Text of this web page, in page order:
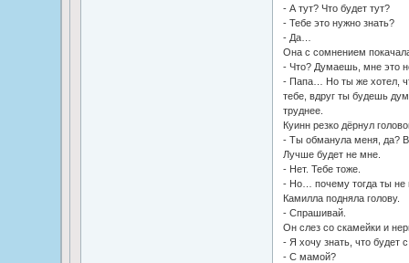
- А тут? Что будет тут?
- Тебе это нужно знать?
- Да…
Она с сомнением
- Что? Думаешь, мне это
- Папа… Но ты же хотел,
тебе, вдруг ты будешь
труднее.
Куинн резко дёрнул
- Ты обманула меня, да?
Лучше будет не мне.
- Нет. Тебе тоже.
- Но… почему тогда ты не
Камилла подняла голову.
- Спрашивай.
Он слез со скамейки и
- Я хочу знать, что будет
- С мамой?